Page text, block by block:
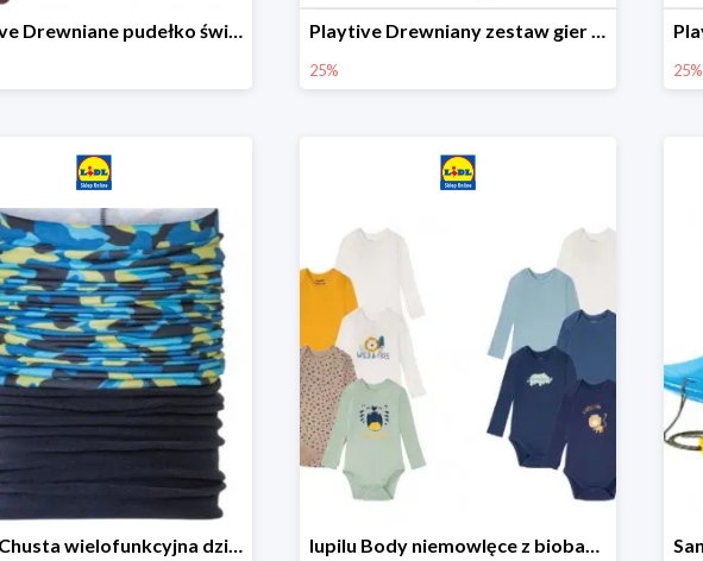
Playtive Drewniane pudełko świetlne MONTESSORI Playtive Drewniany zestaw gier 10 w 1
25% 25%
lupilu Chusta wielofunkcyjna dziecięca lupilu Body niemowlęce z biobawełny